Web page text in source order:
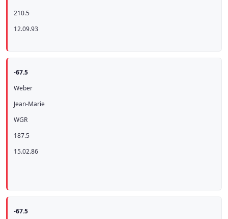
210.5
12.09.93
-67.5
Weber
Jean-Marie
WGR
187.5
15.02.86
-67.5